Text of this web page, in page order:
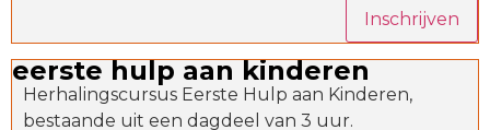
Inschrijven
eerste hulp aan kinderen
Herhalingscursus Eerste Hulp aan Kinderen,
bestaande uit een dagdeel van 3 uur.